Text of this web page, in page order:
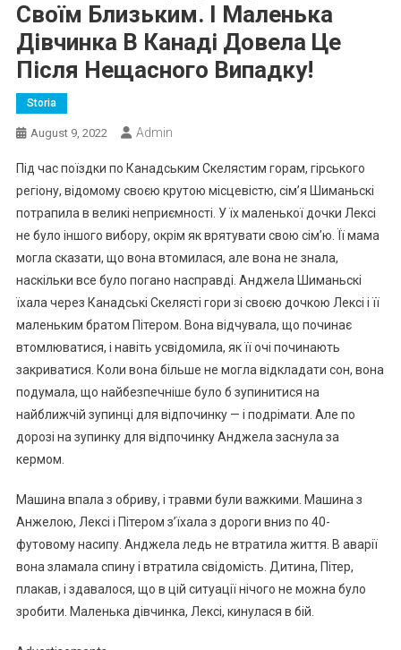
Своїм Близьким. І Маленька
Дівчинка В Канаді Довела Це
Після Нещасного Випадку!
Storia
August 9, 2022 Admin
Під час поїздки по Канадським Скелястим горам, гірського
регіону, відомому своєю крутою місцевістю, сім’я Шиманьскі
потрапила в великі неприємності. У їх маленької дочки Лексі
не було іншого вибору, окрім як врятувати свою сім’ю. Її мама
могла сказати, що вона втомилася, але вона не знала,
наскільки все було погано насправді. Анджела Шиманьскі
їхала через Канадські Скелясті гори зі своєю дочкою Лексі і її
маленьким братом Пітером. Вона відчувала, що починає
втомлюватися, і навіть усвідомила, як її очі починають
закриватися. Коли вона більше не могла відкладати сон, вона
подумала, що найбезпечніше було б зупинитися на
найближчій зупинці для відпочинку — і подрімати. Але по
дорозі на зупинку для відпочинку Анджела заснула за
кермом.
Машина впала з обриву, і травми були важкими. Машина з
Анжелою, Лексі і Пітером з’їхала з дороги вниз по 40-
футовому насипу. Анджела ледь не втратила життя. В аварії
вона зламала спину і втратила свідомість. Дитина, Пітер,
плакав, і здавалося, що в цій ситуації нічого не можна було
зробити. Маленька дівчинка, Лексі, кинулася в бій.